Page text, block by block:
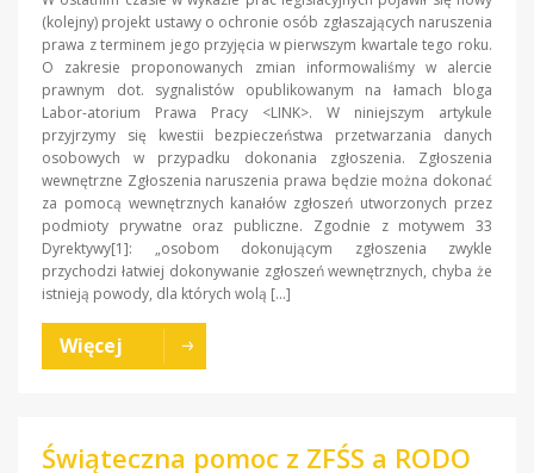
(kolejny) projekt ustawy o ochronie osób zgłaszających naruszenia
prawa z terminem jego przyjęcia w pierwszym kwartale tego roku.
O zakresie proponowanych zmian informowaliśmy w alercie
prawnym dot. sygnalistów opublikowanym na łamach bloga
Labor-atorium Prawa Pracy <LINK>. W niniejszym artykule
przyjrzymy się kwestii bezpieczeństwa przetwarzania danych
osobowych w przypadku dokonania zgłoszenia. Zgłoszenia
wewnętrzne Zgłoszenia naruszenia prawa będzie można dokonać
za pomocą wewnętrznych kanałów zgłoszeń utworzonych przez
podmioty prywatne oraz publiczne. Zgodnie z motywem 33
Dyrektywy[1]: „osobom dokonującym zgłoszenia zwykle
przychodzi łatwiej dokonywanie zgłoszeń wewnętrznych, chyba że
istnieją powody, dla których wolą […]
Więcej
Świąteczna pomoc z ZFŚS a RODO